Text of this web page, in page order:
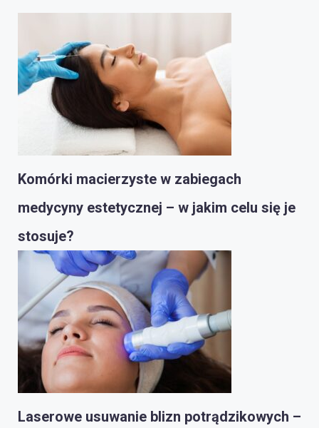
Komórki macierzyste w zabiegach
medycyny estetycznej – w jakim celu się je
stosuje?
Laserowe usuwanie blizn potrądzikowych –